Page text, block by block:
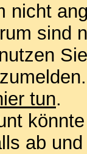
nicht
sind
tun.
ab